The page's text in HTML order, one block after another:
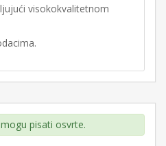
visokokvalitetnom
pisati osvrte.